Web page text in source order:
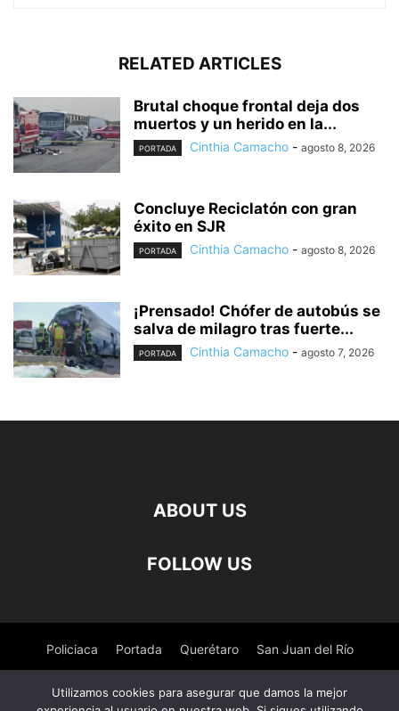
RELATED ARTICLES
Brutal choque frontal deja dos
muertos y un herido en la...
PORTADA Cinthia Camacho - agosto 8, 2026
Concluye Reciclatón con gran
éxito en SJR
PORTADA Cinthia Camacho - agosto 8, 2026
¡Prensado! Chófer de autobús se
salva de milagro tras fuerte...
PORTADA Cinthia Camacho - agosto 7, 2026
ABOUT US
FOLLOW US
Policiaca Portada Querétaro San Juan del Río
Utilizamos cookies para asegurar que damos la mejor